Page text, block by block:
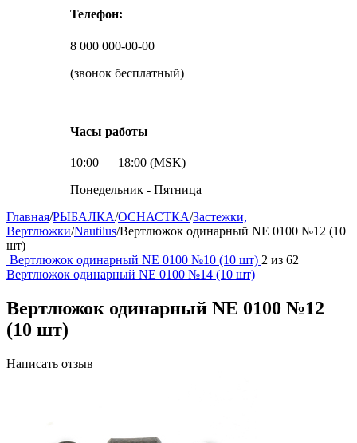
Телефон:
8 000 000-00-00
(звонок бесплатный)
Часы работы
10:00 — 18:00 (MSK)
Понедельник - Пятница
Главная/РЫБАЛКА/ОСНАСТКА/Застежки,
Вертлюжки/Nautilus/Вертлюжок одинарный NE 0100 №12 (10
шт)
Вертлюжок одинарный NE 0100 №10 (10 шт) 2 из 62
Вертлюжок одинарный NE 0100 №14 (10 шт)
Вертлюжок одинарный NE 0100 №12
(10 шт)
Написать отзыв